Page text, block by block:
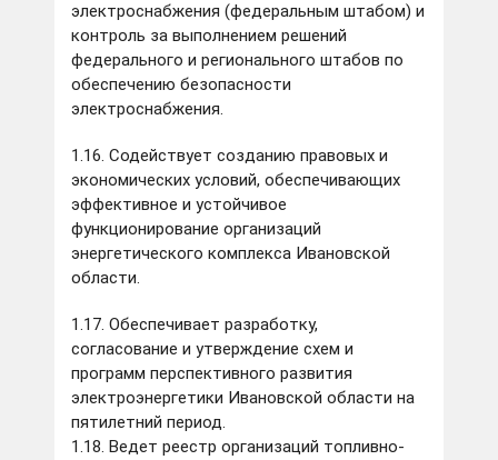
электроснабжения (федеральным штабом) и
контроль за выполнением решений
федерального и регионального штабов по
обеспечению безопасности
электроснабжения.
1.16. Содействует созданию правовых и
экономических условий, обеспечивающих
эффективное и устойчивое
функционирование организаций
энергетического комплекса Ивановской
области.
1.17. Обеспечивает разработку,
согласование и утверждение схем и
программ перспективного развития
электроэнергетики Ивановской области на
пятилетний период.
1.18. Ведет реестр организаций топливно-